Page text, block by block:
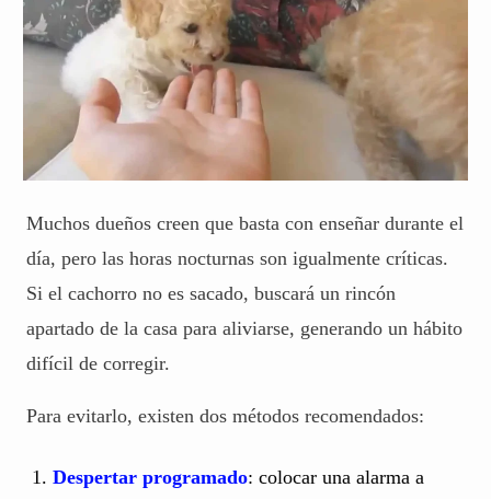
Muchos dueños creen que basta con enseñar durante el
día, pero las horas nocturnas son igualmente críticas.
Si el cachorro no es sacado, buscará un rincón
apartado de la casa para aliviarse, generando un hábito
difícil de corregir.
Para evitarlo, existen dos métodos recomendados:
Despertar programado: colocar una alarma a